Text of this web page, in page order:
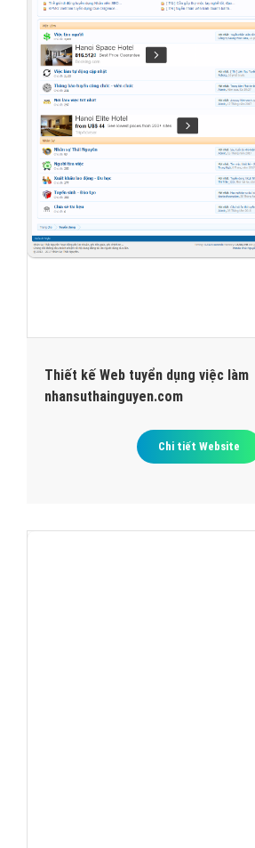
Thiết kế Web tuyển dụng việc làm
nhansuthainguyen.com
Chi tiết Website